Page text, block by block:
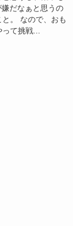
だなぁと思うの
。 なので、おも
て挑戦...